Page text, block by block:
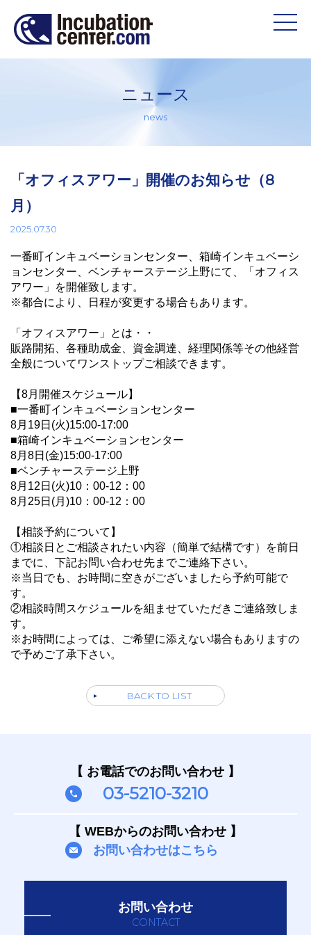
ニュース
news
「オフィスアワー」開催のお知らせ（8
月）
2025.07.30
一番町インキュベーションセンター、箱崎インキュベーシ
ョンセンター、ベンチャーステージ上野にて、「オフィス
アワー」を開催致します。
※都合により、日程が変更する場合もあります。
「オフィスアワー」とは・・
販路開拓、各種助成金、資金調達、経理関係等その他経営
全般についてワンストップご相談できます。
【8月開催スケジュール】
■一番町インキュベーションセンター
8月19日(火)15:00-17:00
■箱崎インキュベーションセンター
8月8日(金)15:00-17:00
■ベンチャーステージ上野
8月12日(火)10：00-12：00
8月25日(月)10：00-12：00
【相談予約について】
①相談日とご相談されたい内容（簡単で結構です）を前日
までに、下記お問い合わせ先までご連絡下さい。
※当日でも、お時間に空きがございましたら予約可能で
す。
②相談時間スケジュールを組ませていただきご連絡致しま
す。
※お時間によっては、ご希望に添えない場合もありますの
で予めご了承下さい。
BACK TO LIST
【 お電話でのお問い合わせ 】
03-5210-3210
【 WEBからのお問い合わせ 】
お問い合わせはこちら
お問い合わせ
CONTACT